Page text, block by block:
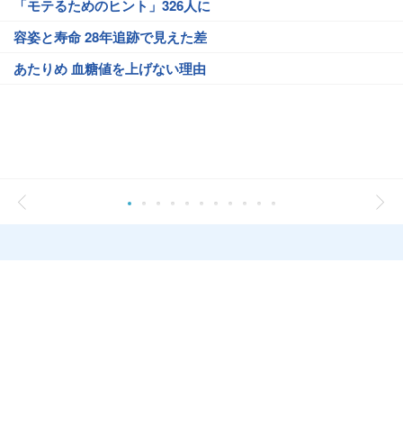
「モテるためのヒント」326人に
容姿と寿命 28年追跡で見えた差
あたりめ 血糖値を上げない理由